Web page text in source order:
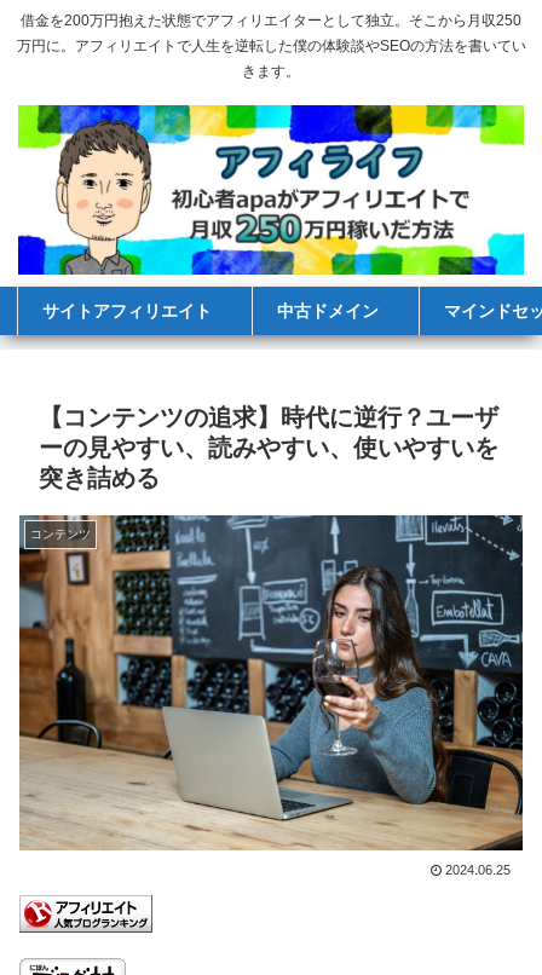
借金を200万円抱えた状態でアフィリエイターとして独立。そこから月収250
万円に。アフィリエイトで人生を逆転した僕の体験談やSEOの方法を書いてい
きます。
サイトアフィリエイト 中古ドメイン マインドセ
【コンテンツの追求】時代に逆行？ユーザ
ーの見やすい、読みやすい、使いやすいを
突き詰める
コンテンツ
2024.06.25